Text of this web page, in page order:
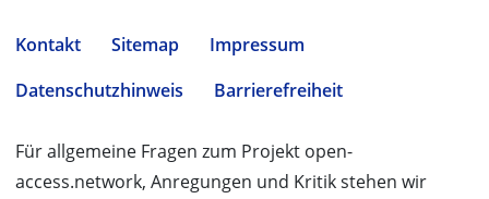
Kontakt Sitemap
Impressum
Datenschutzhinweis
Barrierefreiheit
Für allgemeine Fragen zum Projekt open-
access.network, Anregungen und Kritik stehen wir